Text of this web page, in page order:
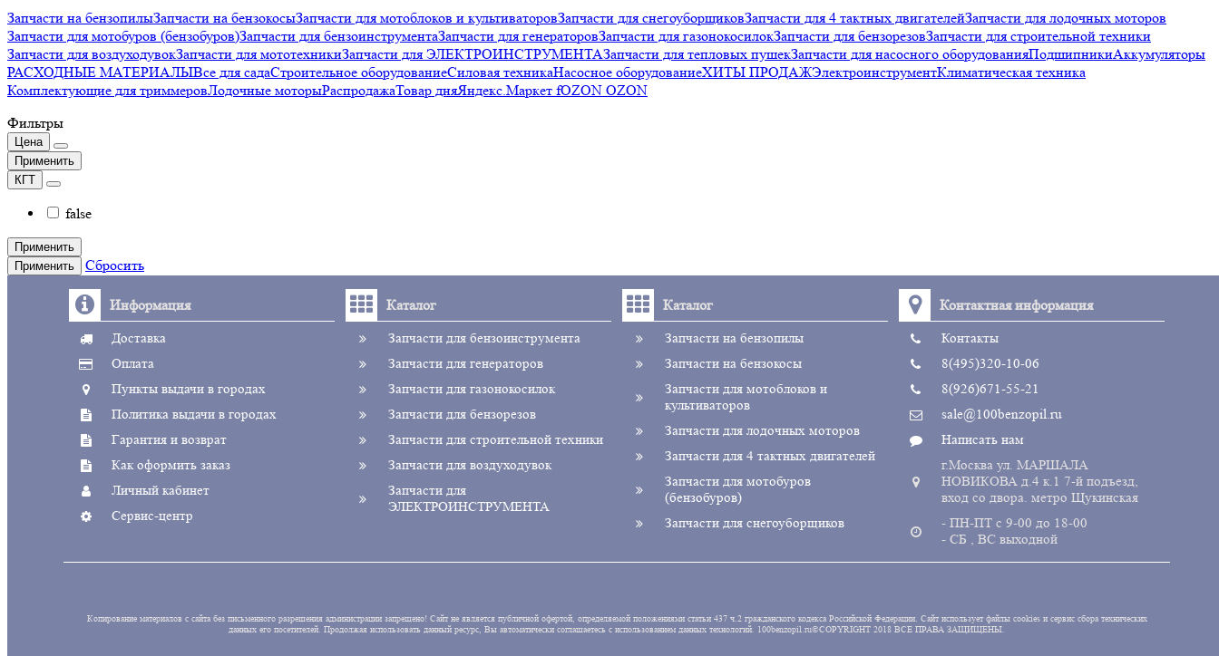
Запчасти на бензопилыЗапчасти на бензокосыЗапчасти для мотоблоков и культиваторовЗапчасти для снегоуборщиковЗапчасти для 4 тактных двигателейЗапчасти для лодочных моторов
Запчасти для мотобуров (бензобуров)Запчасти для бензоинструментаЗапчасти для генераторовЗапчасти для газонокосилокЗапчасти для бензорезовЗапчасти для строительной техники
Запчасти для воздуходувокЗапчасти для мототехникиЗапчасти для ЭЛЕКТРОИНСТРУМЕНТАЗапчасти для тепловых пушекЗапчасти для насосного оборудованияПодшипникиАккумуляторы
РАСХОДНЫЕ МАТЕРИАЛЫВсе для садаСтроительное оборудованиеСиловая техникаНасосное оборудованиеХИТЫ ПРОДАЖЭлектроинструментКлиматическая техника
Комплектующие для триммеровЛодочные моторыРаспродажаТовар дняЯндекс.Маркет fOZON OZON
Фильтры
Цена
Применить
КГТ
false
Применить
Применить
Сбросить
Информация
Доставка
Оплата
Пункты выдачи в городах
Политика выдачи в городах
Гарантия и возврат
Как оформить заказ
Личный кабинет
Сервис-центр
Каталог
Запчасти для бензоинструмента
Запчасти для генераторов
Запчасти для газонокосилок
Запчасти для бензорезов
Запчасти для строительной техники
Запчасти для воздуходувок
Запчасти для
ЭЛЕКТРОИНСТРУМЕНТА
Каталог
Запчасти на бензопилы
Запчасти на бензокосы
Запчасти для мотоблоков и
культиваторов
Запчасти для лодочных моторов
Запчасти для 4 тактных двигателей
Запчасти для мотобуров
(бензобуров)
Запчасти для снегоуборщиков
Контактная информация
Контакты
8(495)320-10-06
8(926)671-55-21
sale@100benzopil.ru
Написать нам
г.Москва ул. МАРШАЛА
НОВИКОВА д.4 к.1 7-й подъезд,
вход со двора. метро Щукинская
- ПН-ПТ с 9-00 до 18-00
- СБ , ВС выходной
Копирование материалов с сайта без письменного разрешения администрации запрещено! Сайт не является публичной офертой, определяемой положениями статьи 437 ч.2 гражданского кодекса Российской Федерации. Сайт использует файлы cookies и сервис сбора технических
данных его посетителей. Продолжая использовать данный ресурс, Вы автоматически соглашаетесь с использованием данных технологий. 100benzopil.ru©COPYRIGHT 2018 ВСЕ ПРАВА ЗАЩИЩЕНЫ.